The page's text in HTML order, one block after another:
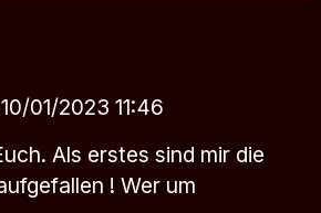
01/2023 11:46
Als erstes sind mir die
! Wer um